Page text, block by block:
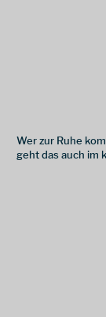
Wer zur Ruhe
geht das auch im